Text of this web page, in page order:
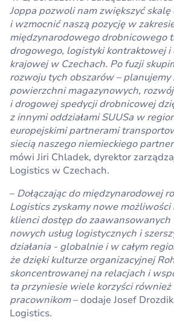
Joppa pozwoli nam zwiększyć skalę
i wzmocnić naszą pozycję w
międzynarodowego drobnicowego
drogowego, logistyki kontraktowej i
krajowej w Czechach. Po fuzji
rozwoju tych obszarów – planujemy
powierzchni magazynowych,
i drogowej spedycji drobnicowej
z innymi oddziałami SUUSa w
europejskimi partnerami
siecią naszego niemieckiego
mówi Jiri Chladek, dyrektor
Logistics w Czechach.
– Dołączając do międzynarodowej
Logistics zyskamy nowe możliwości
klienci dostęp do
nowych usług logistycznych i
działania - globalnie i w całym
że dzięki kulturze organizacyjnej
skoncentrowanej na relacjach i
ta przyniesie wiele korzyści
pracownikom– dodaje Josef
Logistics.